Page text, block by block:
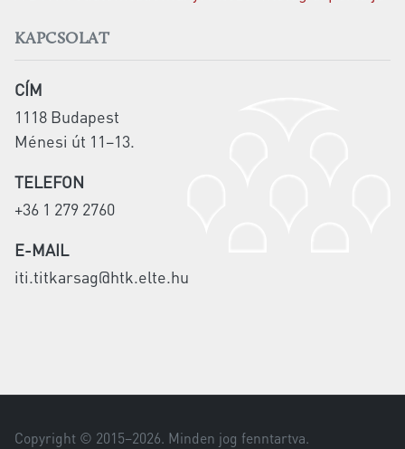
KAPCSOLAT
CÍM
1118 Budapest
Ménesi út 11–13.
TELEFON
+36 1 279 2760
E-MAIL
iti.titkarsag@htk.elte.hu
Copyright © 2015–2026. Minden jog fenntartva.